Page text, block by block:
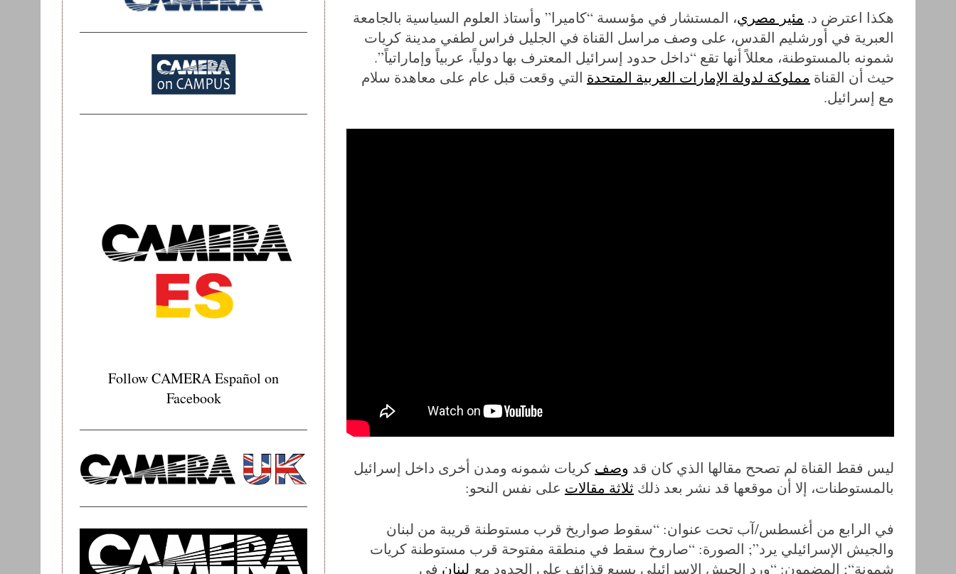
هكذا اعترض د. مئير مصري، المستشار في مؤسسة “كاميرا” وأستاذ العلوم السياسية بالجامعة
العبرية في أورشليم القدس، على وصف مراسل القناة في الجليل فراس لطفي مدينة كريات
شمونه بالمستوطنة، معللاً أنها تقع “داخل حدود إسرائيل المعترف بها دولياً، عربياً وإماراتياً”.
حيث أن القناة مملوكة لدولة الإمارات العربية المتحدة التي وقعت قبل عام على معاهدة سلام
مع إسرائيل.
ليس فقط القناة لم تصحح مقالها الذي كان قد وصف كريات شمونه ومدن أخرى داخل إسرائيل
بالمستوطنات، إلا أن موقعها قد نشر بعد ذلك ثلاثة مقالات على نفس النحو:
في الرابع من أغسطس/آب تحت عنوان: “سقوط صواريخ قرب مستوطنة قريبة من لبنان
والجيش الإسرائيلي يرد”; الصورة: “صاروخ سقط في منطقة مفتوحة قرب مستوطنة كريات
شمونة“; المضمون: “ورد الجيش الإسرائيلي بسبع قذائف على الحدود مع لبنان في
Follow CAMERA Español on
Facebook
h
f
o
: